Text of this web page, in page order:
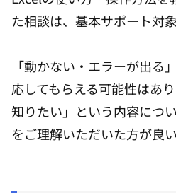
た相談は、基本サポート対象
「動かない・エラーが出る
応してもらえる可能性はあ
知りたい」という内容につ
をご理解いただいた方が良